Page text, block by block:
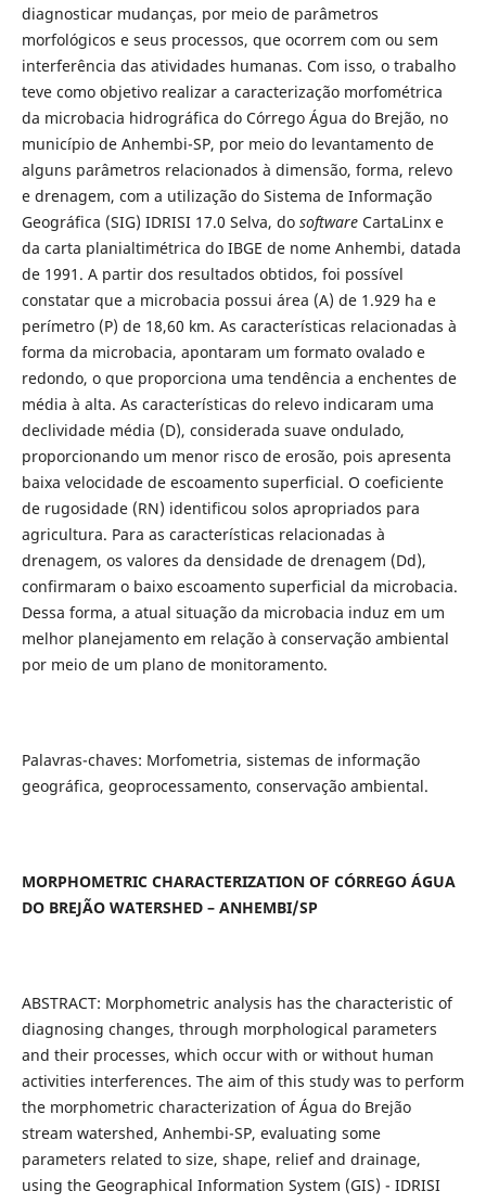
diagnosticar mudanças, por meio de parâmetros
morfológicos e seus processos, que ocorrem com ou sem
interferência das atividades humanas. Com isso, o trabalho
teve como objetivo realizar a caracterização morfométrica
da microbacia hidrográfica do Córrego Água do Brejão, no
município de Anhembi-SP, por meio do levantamento de
alguns parâmetros relacionados à dimensão, forma, relevo
e drenagem, com a utilização do Sistema de Informação
Geográfica (SIG) IDRISI 17.0 Selva, do softwareCartaLinx e
da carta planialtimétrica do IBGE de nome Anhembi, datada
de 1991. A partir dos resultados obtidos, foi possível
constatar que a microbacia possui área (A) de 1.929 ha e
perímetro (P) de 18,60 km. As características relacionadas à
forma da microbacia, apontaram um formato ovalado e
redondo, o que proporciona uma tendência a enchentes de
média à alta. As características do relevo indicaram uma
declividade média (D), considerada suave ondulado,
proporcionando um menor risco de erosão, pois apresenta
baixa velocidade de escoamento superficial. O coeficiente
de rugosidade (RN) identificou solos apropriados para
agricultura. Para as características relacionadas à
drenagem, os valores da densidade de drenagem (Dd),
confirmaram o baixo escoamento superficial da microbacia.
Dessa forma, a atual situação da microbacia induz em um
melhor planejamento em relação à conservação ambiental
por meio de um plano de monitoramento.
Palavras-chaves: Morfometria, sistemas de informação
geográfica, geoprocessamento, conservação ambiental.
MORPHOMETRIC CHARACTERIZATION OF CÓRREGO ÁGUA
DO BREJÃO WATERSHED – ANHEMBI/SP
ABSTRACT: Morphometric analysis has the characteristic of
diagnosing changes, through morphological parameters
and their processes, which occur with or without human
activities interferences. The aim of this study was to perform
the morphometric characterization of Água do Brejão
stream watershed, Anhembi-SP, evaluating some
parameters related to size, shape, relief and drainage,
using the Geographical Information System (GIS) - IDRISI